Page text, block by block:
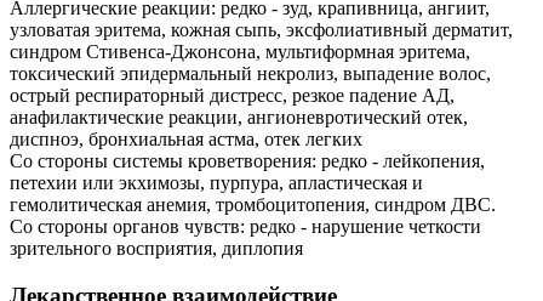
Аллергические реакции: редко - зуд, крапивница, ангиит,
узловатая эритема, кожная сыпь, эксфолиативный дерматит,
синдром Стивенса-Джонсона, мультиформная эритема,
токсический эпидермальный некролиз, выпадение волос,
острый респираторный дистресс, резкое падение АД,
анафилактические реакции, ангионевротический отек,
диспноэ, бронхиальная астма, отек легких
Со стороны системы кроветворения: редко - лейкопения,
петехии или экхимозы, пурпура, апластическая и
гемолитическая анемия, тромбоцитопения, синдром ДВС.
Со стороны органов чувств: редко - нарушение четкости
зрительного восприятия, диплопия
Лекарственное взаимодействие